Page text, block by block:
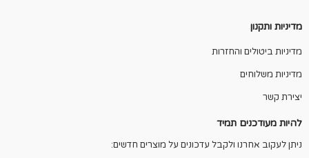
מדיניות ותקנון
מדיניות ביטולים והחזרות
מדיניות משלוחים
יצירת קשר
להיות מעודכנים תמיד
ניתן לעקוב אחרנו ולקבל עדכונים על מוצרים חדשים: